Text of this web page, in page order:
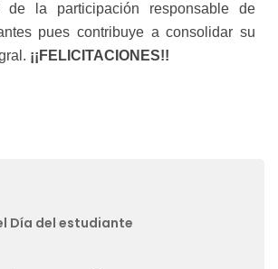
de la participación responsable de
pues contribuye a consolidar su
¡¡FELICITACIONES!!
Día del estudiante